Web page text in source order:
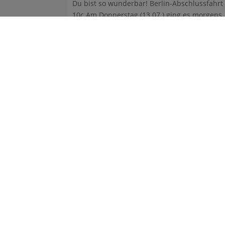
Du bist so wunderbar! Berlin-Abschlussfahrt
10c Am Donnerstag (13.07.) ging es morgens